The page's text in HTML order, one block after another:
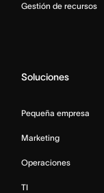
Gestión de recursos
Soluciones
Pequeña empresa
Marketing
Operaciones
TI